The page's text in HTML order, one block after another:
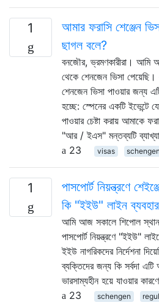
1
আমার ফরাসি শেঞ্জেন
ছাগল বলে?
বনজৌর, ভ্রমণকারীরা। আমি
থেকে শেনজেন ভিসা পেয়েছি।
শেনজেন ভিসা পাওয়ার জন্য
হচ্ছে: স্পেনের একটি ইভেন্টে
পাওয়ার চেষ্টা করায় আমাকে
"আর / ইএস" মন্তব্যটি
23
visas schengen
1
পাসপোর্ট নিয়ন্ত্রণে
কি "ইইউ" লাইন
আমি আজ সকালে শিপোল
পাসপোর্ট নিয়ন্ত্রণে "ইইউ"
ইইউ নাগরিকদের নির্দেশনা
ব্যক্তিদের জন্য কি সর্বদা
ভারসাম্যহীন হয়ে যাওয়ার
23
schengen